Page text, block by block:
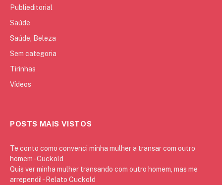
Publieditorial
Saúde
Saúde, Beleza
Sem categoria
Tirinhas
Vídeos
POSTS MAIS VISTOS
Te conto como convenci minha mulher a transar com outro
homem - Cuckold
Quis ver minha mulher transando com outro homem, mas me
arrependi! - Relato Cuckold